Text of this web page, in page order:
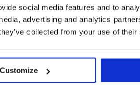
social media features and to
advertising and analytics
collected from your use of
Customize